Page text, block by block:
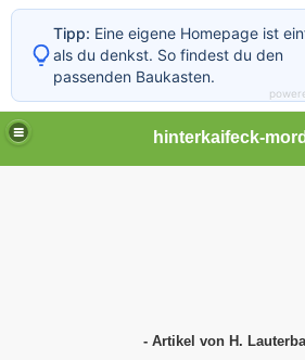
hinterkaifeck-
- Artikel von H.
Tipp: Eine eigene Homepage ist
als du denkst. So findest du den
passenden Baukasten.